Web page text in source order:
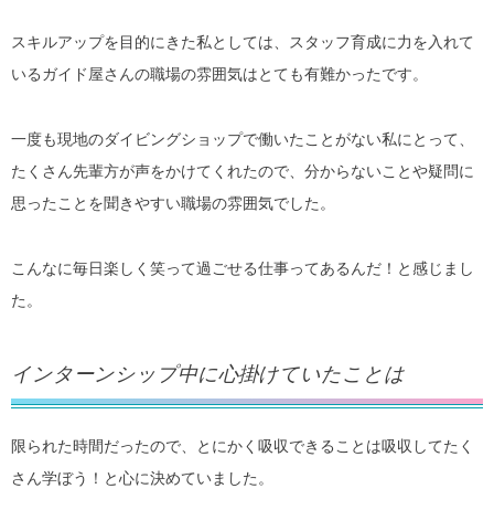
スキルアップを目的にきた私としては、スタッフ育成に力を入れて
いるガイド屋さんの職場の雰囲気はとても有難かったです。
一度も現地のダイビングショップで働いたことがない私にとって、
たくさん先輩方が声をかけてくれたので、分からないことや疑問に
思ったことを聞きやすい職場の雰囲気でした。
こんなに毎日楽しく笑って過ごせる仕事ってあるんだ！と感じまし
た。
インターンシップ中に心掛けていたことは
限られた時間だったので、とにかく吸収できることは吸収してたく
さん学ぼう！と心に決めていました。